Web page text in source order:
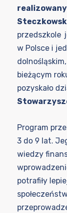
realizowany
przedszkole
w Polsce i
bieżącym
pozyskało
Program
3 do 9 lat.
wiedzy
potrafiły